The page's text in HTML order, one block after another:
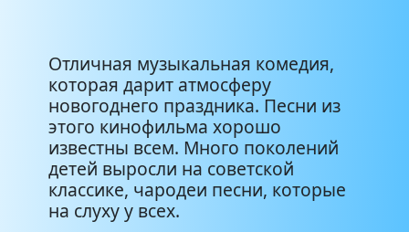
Отличная музыкальная комедия,
которая дарит атмосферу
новогоднего праздника. Песни из
этого кинофильма хорошо
известны всем. Много поколений
детей выросли на советской
классике, чародеи песни, которые
на слуху у всех.